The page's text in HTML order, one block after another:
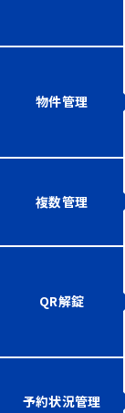
物件管理
複数管理
QR解錠
予約状況管理